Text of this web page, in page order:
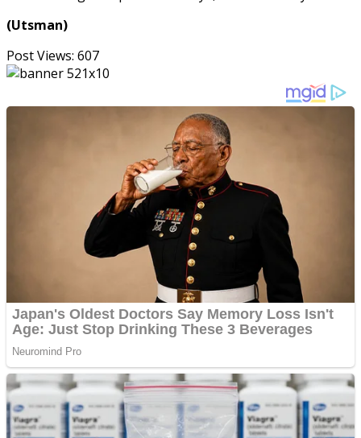
(Utsman)
Post Views: 607